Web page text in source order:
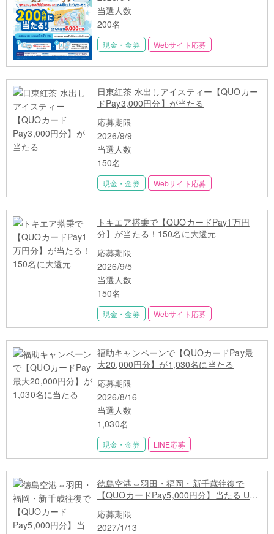
当選人数
200名
現金・金券 Webサイト応募
日東紅茶 水出しアイスティー【QUOカー
ドPay3,000円分】が当たる
応募期限
2026/9/9
当選人数
150名
現金・金券 Webサイト応募
トキエア搭乗で【QUOカードPay1万円
分】が当たる！150名に大還元
応募期限
2026/9/5
当選人数
150名
現金・金券 Webサイト応募
福助キャンペーンで【QUOカードPay最
大20,000円分】が1,030名に当たる
応募期限
2026/8/16
当選人数
1,030名
現金・金券 LINE応募
徳島空港⇔羽田・福岡・新千歳往復で
【QUOカードPay5,000円分】当たる U29
応募期限
2027/1/13